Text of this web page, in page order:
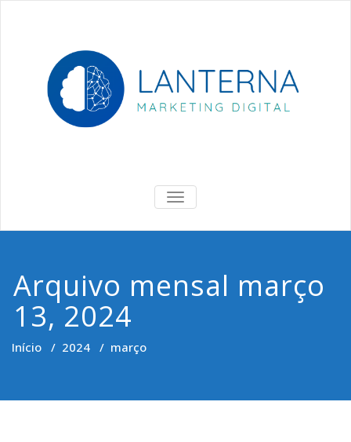
Lanterna
ALTERNAR
DE
Arquivo mensal março
13, 2024
Início / 2024 / março